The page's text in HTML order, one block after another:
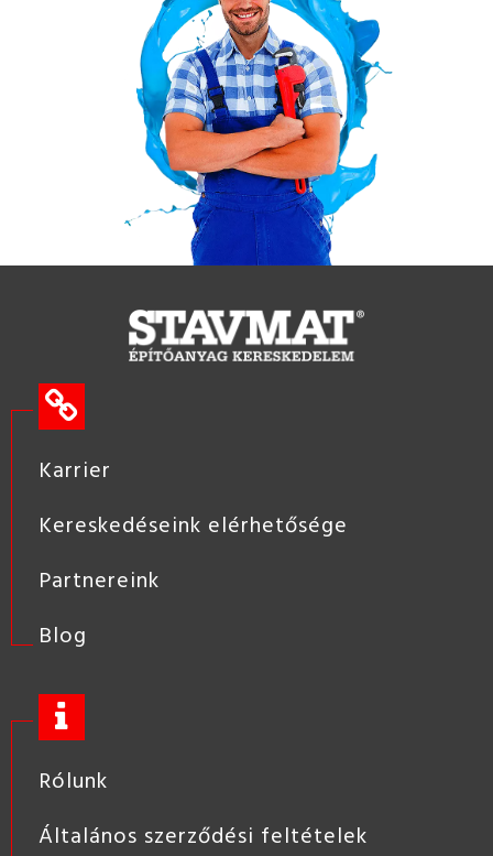
Karrier
Kereskedéseink elérhetősége
Partnereink
Blog
Rólunk
Általános szerződési feltételek